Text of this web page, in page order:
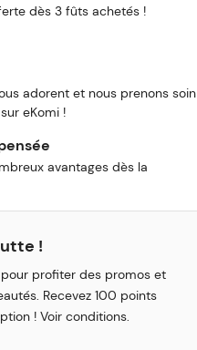
dès 3 fûts achetés !
adorent et nous prenons soin
eKomi !
avantages dès la
!
profiter des promos et
Recevez 100 points
! Voir conditions.